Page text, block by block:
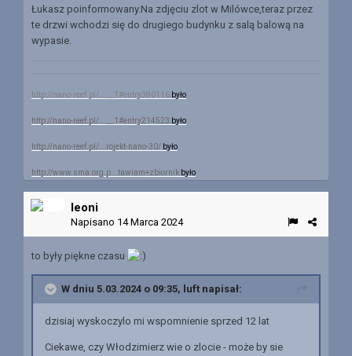
Łukasz poinformowany.Na zdjęciu zlot w Milówce,teraz przez
te drzwi wchodzi się do drugiego budynku z salą balową na
wypasie.
http://nano-reef.pl/...__1#entry380116 było
http://nano-reef.pl/...__1#entry214523 było
http://nano-reef.pl/...rojekt-nano-30/ było
http://www.sma.org.p...tawiam+zbiornik było
leoni
Napisano 14 Marca 2024
to były piękne czasu
W dniu 5.03.2024 o 09:35, luft napisał:
dzisiaj wyskoczylo mi wspomnienie sprzed 12 lat
Ciekawe, czy Włodzimierz wie o zlocie - może by sie